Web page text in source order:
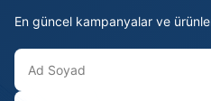
En güncel kampanyalar ve